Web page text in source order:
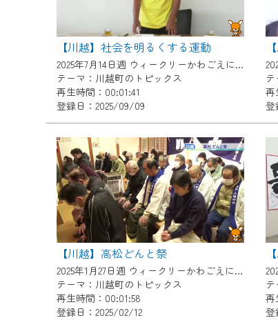
【川越】社会を明るくする運動
2025年7月14日週 ウィークリーかわごえにて放送
テーマ：川越町のトピックス
再生時間：00:01:41
登録日：2025/09/09
再
登
【川越】高松どんと祭
2025年1月27日週 ウィークリーかわごえにて放送
テーマ：川越町のトピックス
再生時間：00:01:58
登録日：2025/02/12
再
登
※マイページへのログイ
※MyIDとは、CCNet Web
IDはお客様が使っている
（GmailやYahooなどのフ
※マイページへのログイン
※CCNetアプリをご利用中
＜メンテナンス情報＞
CCNetWebTVのリニュー
日時 9/24 9:30～16:30
作業の間は、
ご不便をおかけいたします